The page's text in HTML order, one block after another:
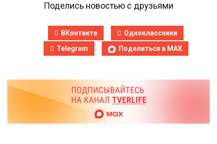
Поделись новостью с друзьями
ВКонтакте
Одноклассники
Telegram
Поделиться в MAX